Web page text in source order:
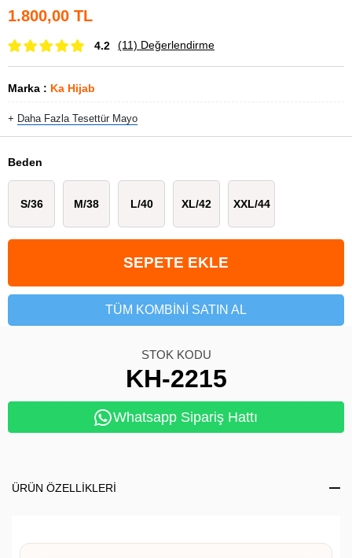
1.800,00 TL
4.2 (11) Değerlendirme
Marka : Ka Hijab
+ Daha Fazla Tesettür Mayo
Beden
S/36 M/38 L/40 XL/42 XXL/44
TÜM KOMBINI SATIN AL
STOK KODU
KH-2215
Whatsapp Sipariş Hattı
ÜRÜN ÖZELLIKLERI